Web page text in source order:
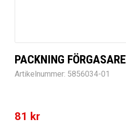
PACKNING FÖRGASARE
Artikelnummer: 5856034-01
81 kr